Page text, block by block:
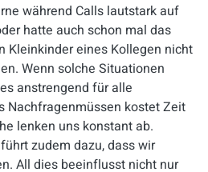
während Calls lautstark auf
hatte auch schon mal das
Kleinkinder eines Kollegen nicht
Wenn solche Situationen
anstrengend für alle
Nachfragenmüssen kostet Zeit
lenken uns konstant ab.
zudem dazu, dass wir
All dies beeinflusst nicht nur